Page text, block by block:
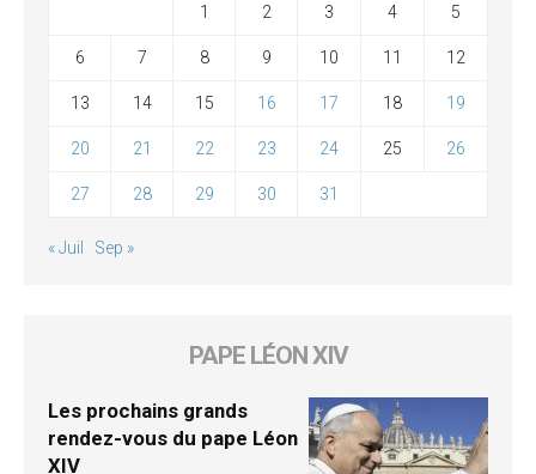
1 2 3 4 5
6 7 8 9 10 11 12
13 14 15 16 17 18 19
20 21 22 23 24 25 26
27 28 29 30 31
« Juil Sep »
PAPE LÉON XIV
Les prochains grands
rendez-vous du pape Léon
XIV